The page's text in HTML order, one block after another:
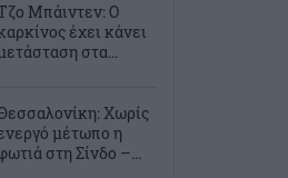
Μπάιντεν: Ο
έχει κάνει
στα...
Χωρίς
μέτωπο η
στη Σίνδο –...